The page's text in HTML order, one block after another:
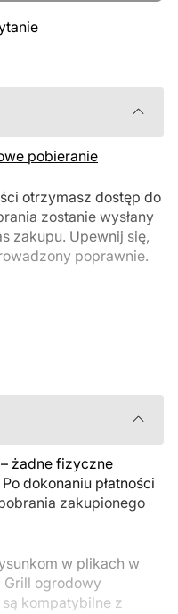
pobieranie
otrzymasz dostęp do
zostanie wysłany
zakupu. Upewnij się,
poprawnie.
pobraniu. Zalecamy
problemy z zamówieniem,
– żadne fizyczne
dokonaniu płatności
zakupionego
w plikach w
Grill ogrodowy
kompatybilne z